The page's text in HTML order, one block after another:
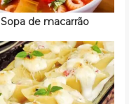
Sopa de macarrão